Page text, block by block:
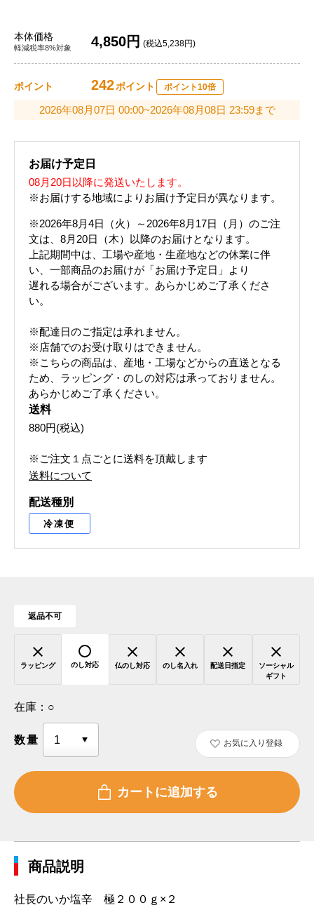
本体価格
軽減税率8%対象 4,850円 (税込5,238円)
ポイント 242ポイント ポイント10倍
2026年08月07日 00:00~2026年08月08日 23:59まで
お届け予定日
08月20日以降に発送いたします。
※お届けする地域によりお届け予定日が異なります。
※2026年8月4日（火）～2026年8月17日（月）のご注
文は、8月20日（木）以降のお届けとなります。
上記期間中は、工場や産地・生産地などの休業に伴
い、一部商品のお届けが「お届け予定日」より
遅れる場合がございます。あらかじめご了承くださ
い。
※配達日のご指定は承れません。
※店舗でのお受け取りはできません。
※こちらの商品は、産地・工場などからの直送となる
ため、ラッピング・のしの対応は承っておりません。
あらかじめご了承ください。
送料
880円(税込)
※ご注文１点ごとに送料を頂戴します
送料について
配送種別
冷凍便
返品不可
ラッピング のし対応 仏のし対応 のし名入れ 配送日指定
ソーシャル
ギフト
在庫： ○
数量 お気に入り登録
商品説明
社長のいか塩辛 極２００ｇ×２